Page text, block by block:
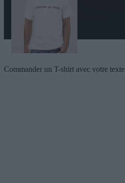
Commander un T-shirt avec votre texte